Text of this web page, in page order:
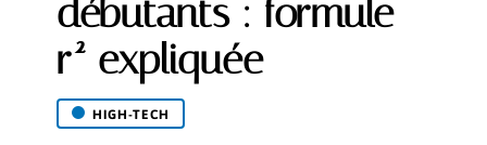
débutants : formule
r² expliquée
HIGH-TECH